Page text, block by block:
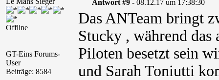
Offline
GT-Eins Forums-
User
Beiträge: 8584
Antwort #9 - 08.12.17 um 17:38:30
Das ANTeam bringt
Stucky , während das
Piloten besetzt sein
und Sarah Toniutti